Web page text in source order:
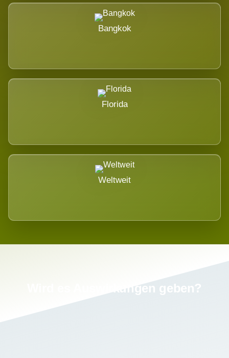
Bangkok
Florida
Weltweit
Wird es Auswirkungen geben?